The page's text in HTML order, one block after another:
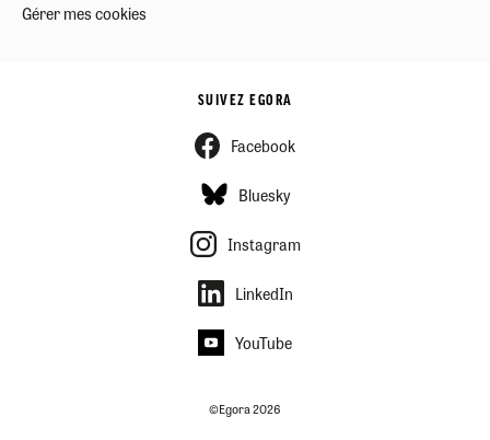
Gérer mes cookies
SUIVEZ EGORA
Facebook
Bluesky
Instagram
LinkedIn
YouTube
©Egora 2026